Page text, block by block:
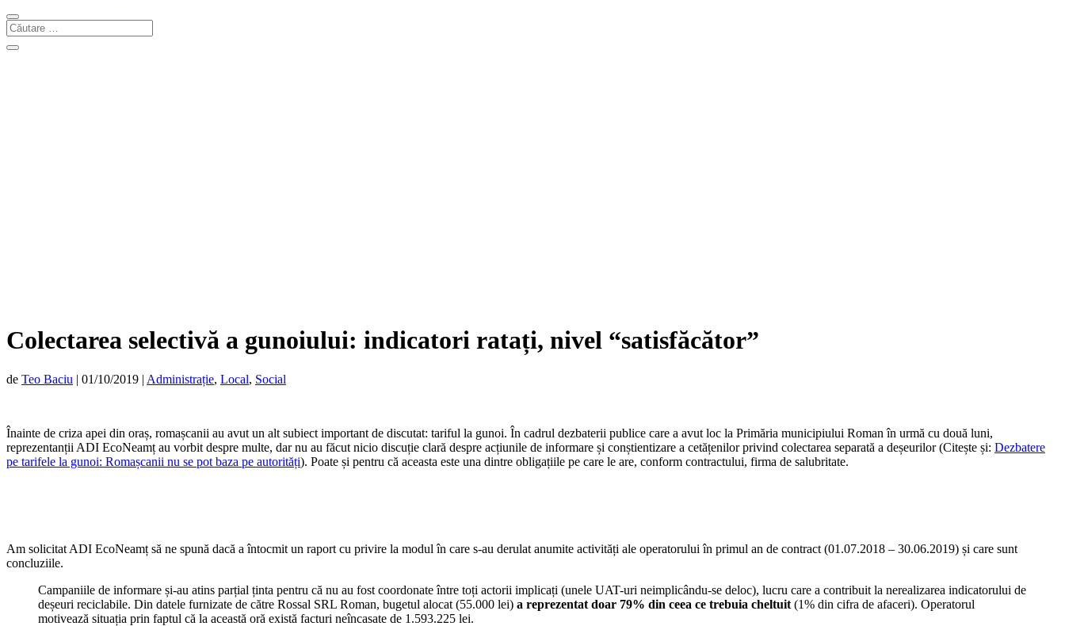
Colectarea selectivă a gunoiului: indicatori ratați, nivel “satisfăcător”
de Teo Baciu | 01/10/2019 | Administrație, Local, Social
Înainte de criza apei din oraș, romașcanii au avut un alt subiect important de discutat: tariful la gunoi. În cadrul dezbaterii publice care a avut loc la Primăria municipiului Roman în urmă cu două luni,
reprezentanții ADI EcoNeamț au vorbit despre multe, dar nu au făcut nicio discuție clară despre acțiunile de informare și conștientizare a cetățenilor privind colectarea separată a deșeurilor (Citește și: Dezbatere
pe tarifele la gunoi: Romașcanii nu se pot baza pe autorități). Poate și pentru că aceasta este una dintre obligațiile pe care le are, conform contractului, firma de salubritate.
Am solicitat ADI EcoNeamț să ne spună dacă a întocmit un raport cu privire la modul în care s-au derulat anumite activități ale operatorului în primul an de contract (01.07.2018 – 30.06.2019) și care sunt
concluziile.
Campaniile de informare și-au atins parțial ținta pentru că nu au fost coordonate între toți actorii implicați (unele UAT-uri neimplicându-se deloc), lucru care a contribuit la nerealizarea indicatorului de
deșeuri reciclabile. Din datele furnizate de către Rossal SRL Roman, bugetul alocat (55.000 lei) a reprezentat doar 79% din ceea ce trebuia cheltuit (1% din cifra de afaceri). Operatorul
motivează situația prin faptul că la această oră există facturi neîncasate de 1.593.225 lei.